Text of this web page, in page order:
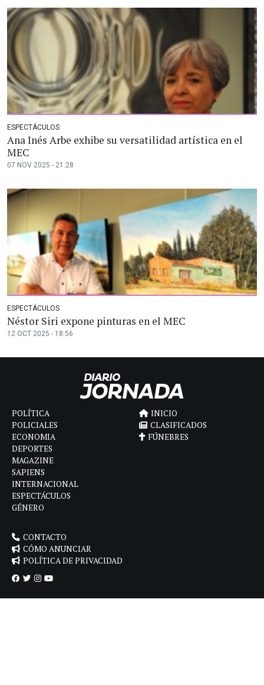
ESPECTÁCULOS
Ana Inés Arbe exhibe su versatilidad artística en el
MEC
07 NOV 2025 - 21:28
ESPECTÁCULOS
Néstor Siri expone pinturas en el MEC
12 OCT 2025 - 18:56
POLÍTICA
POLICIALES
ECONOMIA
DEPORTES
MAGAZINE
SAPIENS
INTERNACIONAL
ESPECTÁCULOS
GÉNERO
INICIO
CLASIFICADOS
FÚNEBRES
CONTACTO
CÓMO ANUNCIAR
POLÍTICA DE PRIVACIDAD